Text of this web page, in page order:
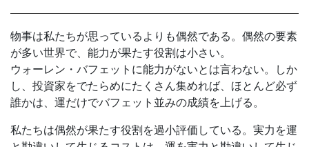
物事は私たちが思っているよりも偶然である。偶然の要素
が多い世界で、能力が果たす役割は小さい。
ウォーレン・バフェットに能力がないとは言わない。しか
し、投資家をでたらめにたくさん集めれば、ほとんど必ず
誰かは、運だけでバフェット並みの成績を上げる。
私たちは偶然が果たす役割を過小評価している。実力を運